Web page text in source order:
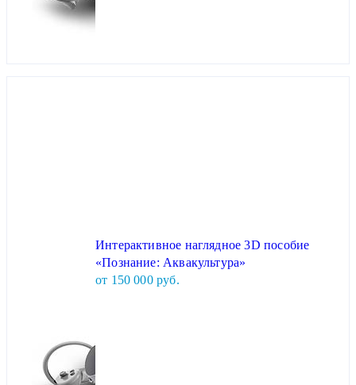
Интерактивное наглядное 3D пособие
«Познание: Аквакультура»
от 150 000 руб.